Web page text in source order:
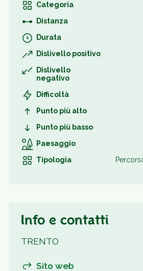
Categoria
Distanza
Durata
Dislivello positivo
Dislivello
negativo
Difficoltà
Punto più alto
Punto più basso
Paesaggio
Tipologia
Info e contatti
TRENTO
Sito web